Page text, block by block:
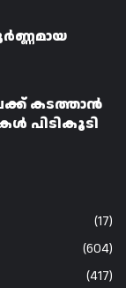
കടത്താൻ
പിടികൂടി
(17)
(604)
(417)